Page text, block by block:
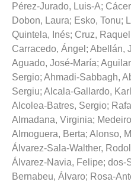
Pérez-Jurado, Luis-A;
Dobon, Laura; Esko, Tonu;
Quintela, Inés; Cruz, Raquel
Carracedo, Ángel ; Abellán,
Aguado, José-María;
Sergio; Ahmadi-Sabbagh,
Sergiu; Alcala-Gallardo,
Alcolea-Batres, Sergio;
Almadana, Virginia;
Almoguera, Berta; Alonso,
Álvarez-Sala-Walther,
Álvarez-Navia, Felipe; dos-
Bernabeu, Álvaro; Rosa-